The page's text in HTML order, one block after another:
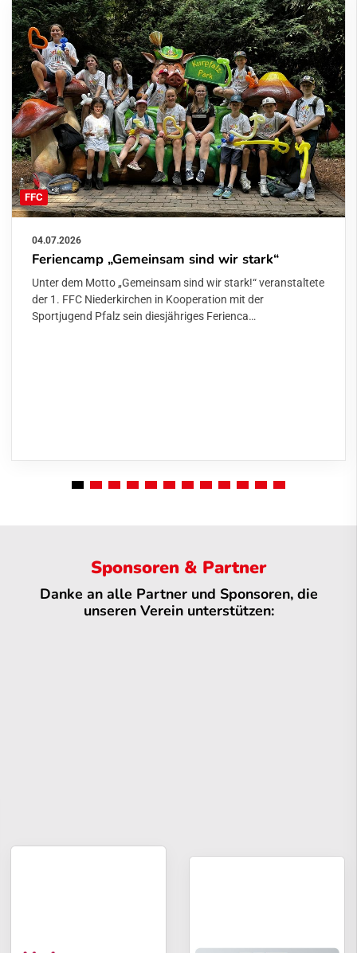
FFC
04.07.2026
Feriencamp „Gemeinsam sind wir stark“
Unter dem Motto „Gemeinsam sind wir stark!“ veranstaltete
der 1. FFC Niederkirchen in Kooperation mit der
Sportjugend Pfalz sein diesjähriges Ferienca…
Sponsoren & Partner
Danke an alle Partner und Sponsoren, die
unseren Verein unterstützen: